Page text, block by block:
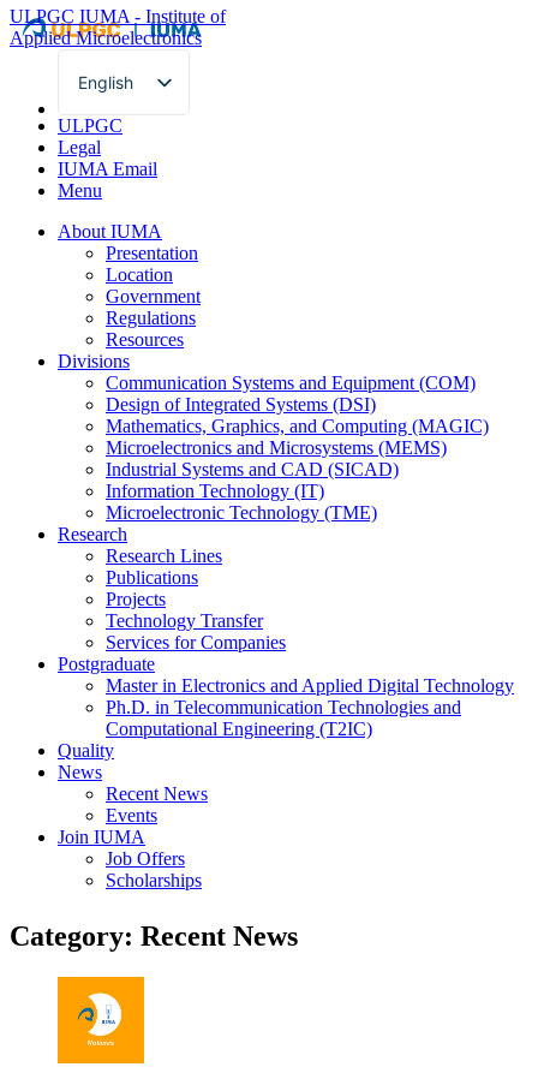
ULPGC IUMA - Institute of
Applied Microelectronics
English
Spanish
ULPGC
Legal
IUMA Email
Menu
About IUMA
Presentation
Location
Government
Regulations
Resources
Divisions
Communication Systems and Equipment (COM)
Design of Integrated Systems (DSI)
Mathematics, Graphics, and Computing (MAGIC)
Microelectronics and Microsystems (MEMS)
Industrial Systems and CAD (SICAD)
Information Technology (IT)
Microelectronic Technology (TME)
Research
Research Lines
Publications
Projects
Technology Transfer
Services for Companies
Postgraduate
Master in Electronics and Applied Digital Technology
Ph.D. in Telecommunication Technologies and
Computational Engineering (T2IC)
Quality
News
Recent News
Events
Join IUMA
Job Offers
Scholarships
Category: Recent News